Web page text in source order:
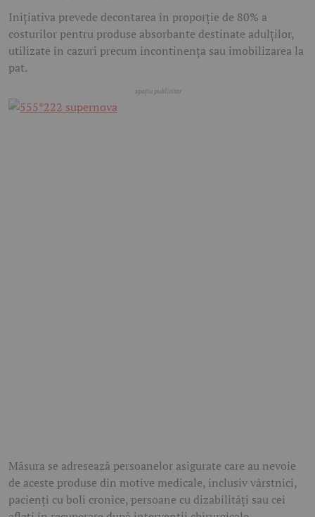
Inițiativa prevede decontarea în proporție de 80% a
costurilor pentru produse absorbante destinate adulților,
utilizate în cazuri precum incontinența sau imobilizarea la
pat.
Măsura se adresează persoanelor asigurate care au nevoie
de aceste produse din motive medicale, inclusiv vârstnici,
pacienți cu boli cronice, persoane cu dizabilități sau cei